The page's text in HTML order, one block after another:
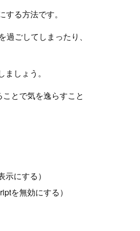
る方法です。
ごしてしまったり、
しょう。
とで気を逸らすこと
にする）
を無効にする）